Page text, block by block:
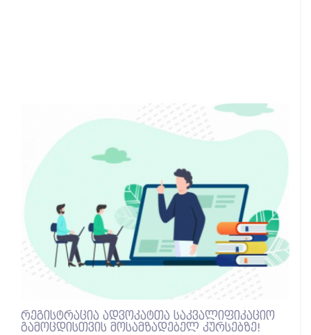
რეგისტრაცია ადვოკატთა საკვალიფიკაციო
გამოცდისთვის მოსამზადებელ კურსებზე!